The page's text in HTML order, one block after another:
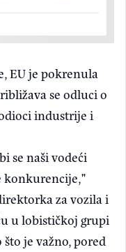
EU je pokrenula
se odluci o
industrije i
se naši vodeći
konkurencije,"
za vozila i
u lobističkoj grupi
je važno, pored